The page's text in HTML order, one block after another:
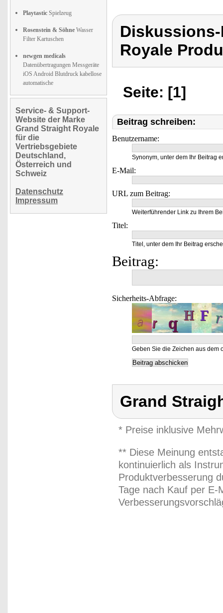
Playtastic Spielzeug
Rosenstein & Söhne Wasser
Filter Kartuschen
newgen medicals
Datenübertragungen Messgeräte
iOS Android Blutdruck kabellose
automatische
Service- & Support-
Website der Marke
Grand Straight Royale
für die
Vertriebsgebiete
Deutschland,
Österreich und
Schweiz
Datenschutz
Impressum
Royale
Seite: [1]
Beitrag schreiben:
Benutzername:
Synonym, unter dem Ihr Beitrag
E-Mail:
URL zum Beitrag:
Weiterführender Link zu Ihrem
Titel:
Titel, unter dem Ihr Beitrag
Beitrag:
Sicherheits-Abfrage:
Geben Sie die Zeichen aus dem
Grand
* Preise inklusive
** Diese Meinung
kontinuierlich als
Produktverbesserung
Tage nach Kauf per E-